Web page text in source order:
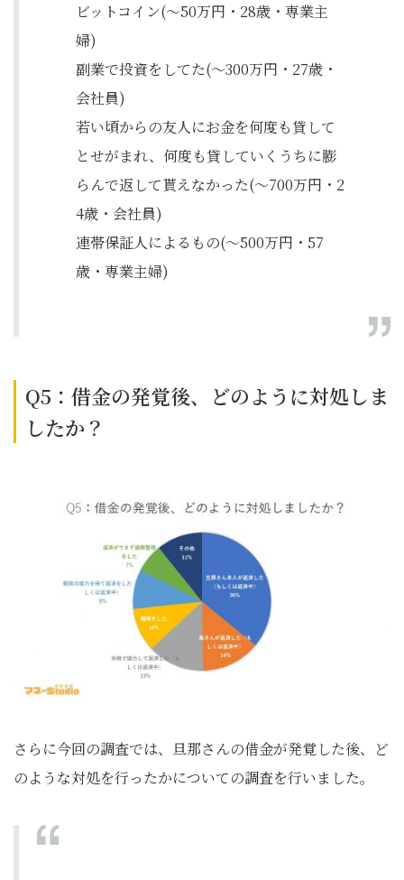
ビットコイン(～50万円・28歳・専業主
婦)
副業で投資をしてた(～300万円・27歳・
会社員)
若い頃からの友人にお金を何度も貸して
とせがまれ、何度も貸していくうちに膨
らんで返して貰えなかった(～700万円・2
4歳・会社員)
連帯保証人によるもの(～500万円・57
歳・専業主婦)
Q5：借金の発覚後、どのように対処しま
したか？
さらに今回の調査では、旦那さんの借金が発覚した後、ど
のような対処を行ったかについての調査を行いました。